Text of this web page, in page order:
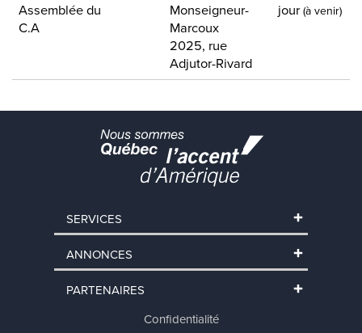
SERVICES
ANNONCES
PARTENAIRES
Confidentialité